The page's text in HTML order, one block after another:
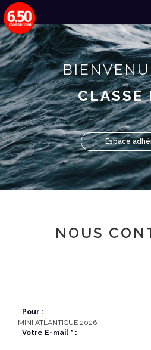
CLASSE
Espace
NOUS
Pour :
MINI ATLANTIQUE 2026
Votre E-mail * :